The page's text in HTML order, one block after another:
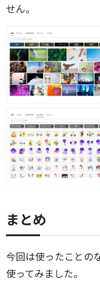
せん。
まとめ
今回は使ったことの
使ってみました。